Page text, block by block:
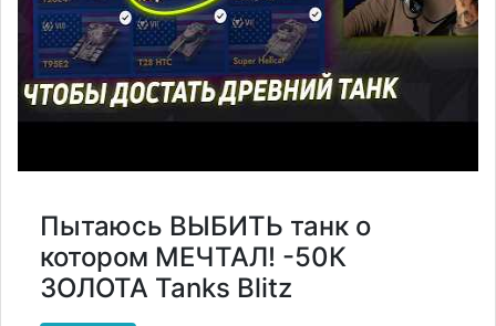
Пытаюсь ВЫБИТЬ танк о
котором МЕЧТАЛ! -50К
ЗОЛОТА Tanks Blitz